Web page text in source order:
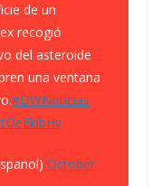
de un
recogió
del asteroide
una ventana
#DWNoticias
October